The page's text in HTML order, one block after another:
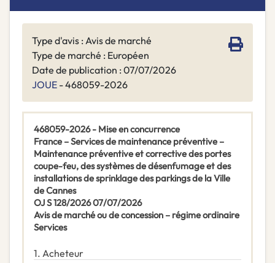
Type d'avis : Avis de marché
Type de marché : Européen
Date de publication : 07/07/2026
JOUE - 468059-2026
468059-2026 - Mise en concurrence
France – Services de maintenance préventive –
Maintenance préventive et corrective des portes
coupe-feu, des systèmes de désenfumage et des
installations de sprinklage des parkings de la Ville
de Cannes
OJ S 128/2026 07/07/2026
Avis de marché ou de concession – régime ordinaire
Services
1. Acheteur